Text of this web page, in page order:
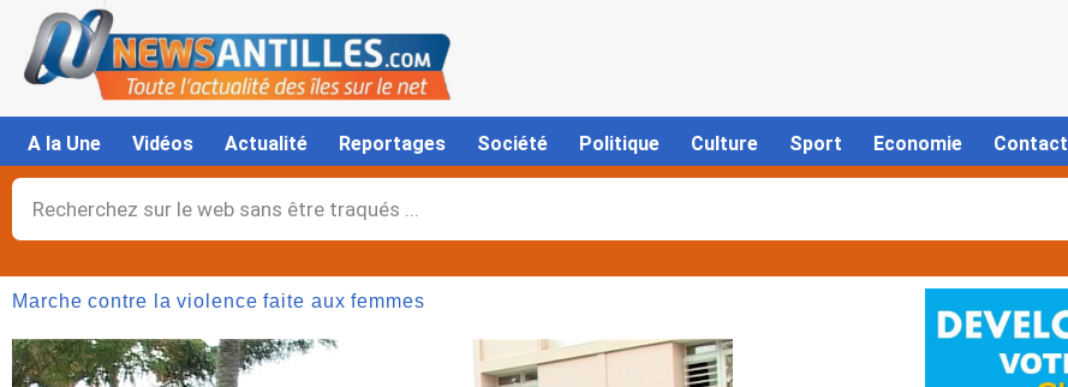
contenu
A la Une Vidéos Actualité Reportages Société Politique Culture Sport Economie Contact
Rechercher
Marche contre la violence faite aux femmes